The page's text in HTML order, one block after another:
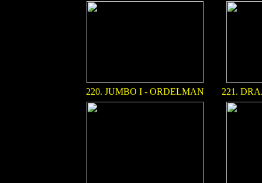
220. JUMBO I - ORDELMAN 221.